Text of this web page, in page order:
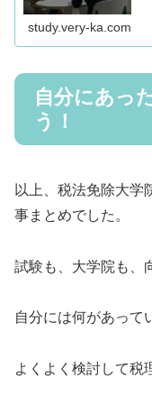
study.very-ka.com
自分にあっ
う！
以上、税法免除大学
事まとめでした。
試験も、大学院も、
自分には何があって
よくよく検討して税